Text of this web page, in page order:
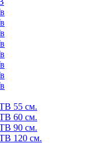
55 см.
60 см.
90 см.
120 см.